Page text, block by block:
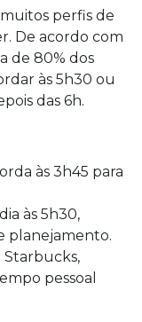
perfis de
De acordo com
de 80% dos
às 5h30 ou
das 6h.
às 3h45 para
às 5h30,
planejamento.
Starbucks,
pessoal